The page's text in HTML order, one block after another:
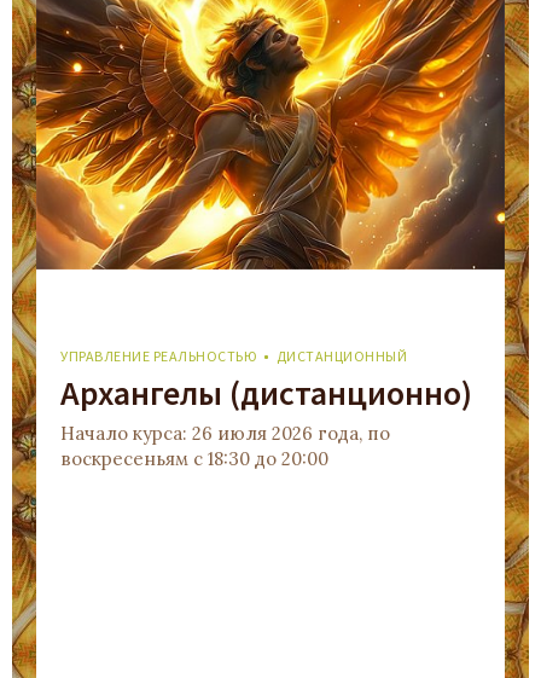
УПРАВЛЕНИЕ РЕАЛЬНОСТЬЮ ДИСТАНЦИОННЫЙ
Архангелы (дистанционно)
Начало курса: 26 июля 2026 года, по
воскресеньям с 18:30 до 20:00